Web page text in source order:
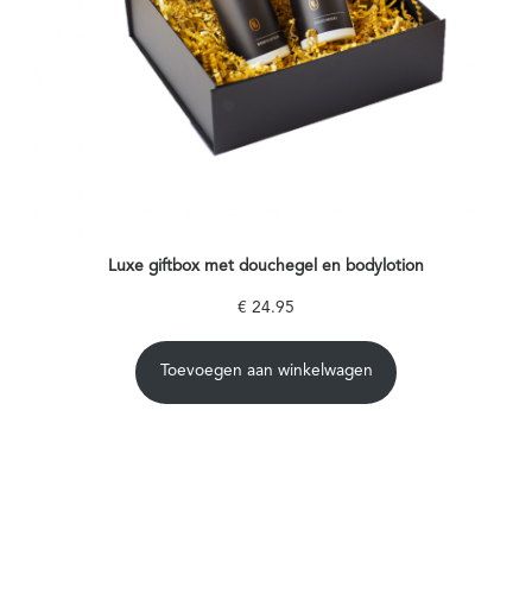
Luxe giftbox met douchegel en bodylotion
€ 24.95
Toevoegen aan winkelwagen